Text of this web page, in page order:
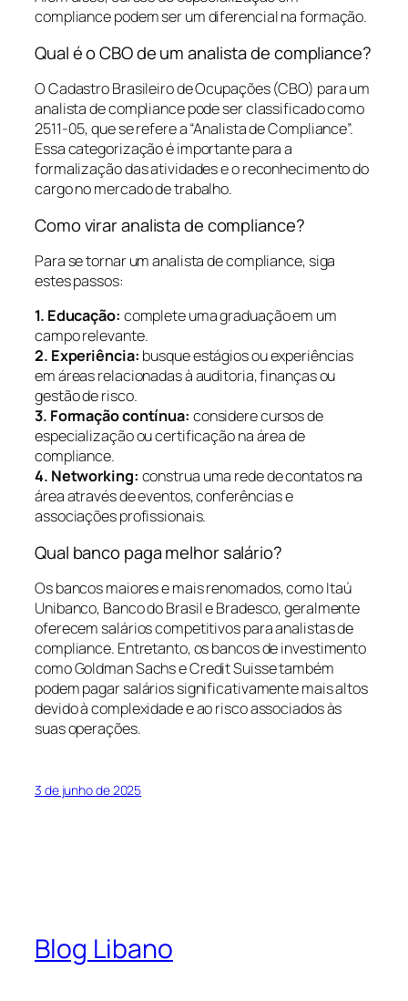
compliance podem ser um diferencial na formação.
Qual é o CBO de um analista de compliance?
O Cadastro Brasileiro de Ocupações (CBO) para um
analista de compliance pode ser classificado como
2511-05, que se refere a “Analista de Compliance”.
Essa categorização é importante para a
formalização das atividades e o reconhecimento do
cargo no mercado de trabalho.
Como virar analista de compliance?
Para se tornar um analista de compliance, siga
estes passos:
1. Educação: complete uma graduação em um
campo relevante.
2. Experiência: busque estágios ou experiências
em áreas relacionadas à auditoria, finanças ou
gestão de risco.
3. Formação contínua: considere cursos de
especialização ou certificação na área de
compliance.
4. Networking: construa uma rede de contatos na
área através de eventos, conferências e
associações profissionais.
Qual banco paga melhor salário?
Os bancos maiores e mais renomados, como Itaú
Unibanco, Banco do Brasil e Bradesco, geralmente
oferecem salários competitivos para analistas de
compliance. Entretanto, os bancos de investimento
como Goldman Sachs e Credit Suisse também
podem pagar salários significativamente mais altos
devido à complexidade e ao risco associados às
suas operações.
3 de junho de 2025
Blog Libano